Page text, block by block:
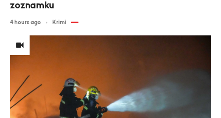
zoznamku
4 hours ago Krimi